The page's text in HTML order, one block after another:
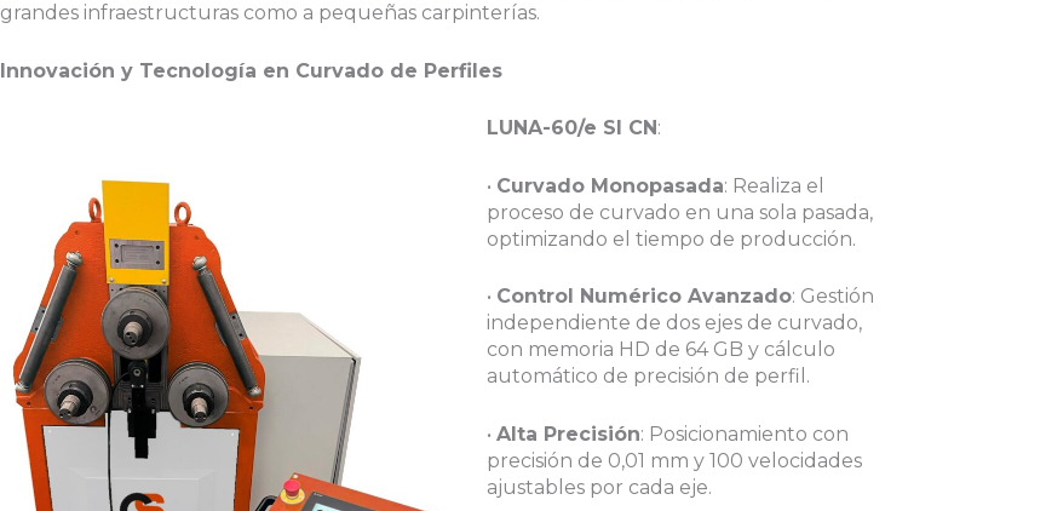
grandes infraestructuras como a pequeñas carpinterías.
Innovación y Tecnología en Curvado de Perfiles
LUNA-60/e SI CN :
• Curvado Monopasada: Realiza el
proceso de curvado en una sola pasada,
optimizando el tiempo de producción.
• Control Numérico Avanzado: Gestión
independiente de dos ejes de curvado,
con memoria HD de 64 GB y cálculo
automático de precisión de perfil.
• Alta Precisión: Posicionamiento con
precisión de 0,01 mm y 100 velocidades
ajustables por cada eje.